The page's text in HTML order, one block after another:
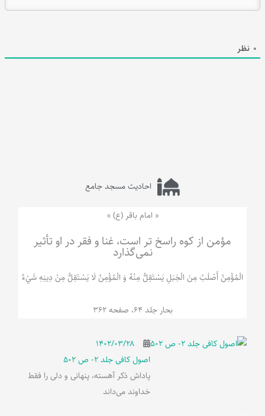
0 نظر
احادیث مسجد جامع
« امام باقر (ع) »
مؤمن از کوه راسخ تر است، غنا و فقر در او تأثیر
نمی‌گذارد
الْمُؤْمِنُ‌ أَصْلَبُ‌ مِنَ‌ الْجَبَلِ‌ یَسْتَقِلُّ مِنْهُ وَ الْمُؤْمِنُ لَا يَسْتَقِلُّ مِنْ دِينِهِ شَيْ‌ءٌ
بحار جلد 64، صفحه 362
۱۴۰۲/۰۳/۲۸
اصول کافی جلد 2- ص 502
پاداش ذکر آهسته، پنهانی و دلی را فقط
خداوند می‌داند